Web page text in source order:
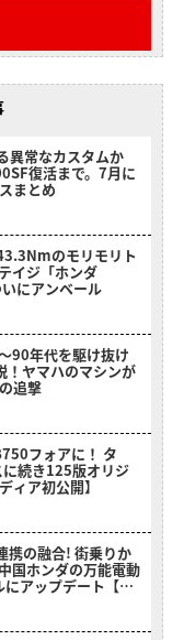
異常なカスタムか
復活まで。7月に
まとめ
のモリモリト
イジ「ホンダ
にアンベール
90年代を駆け抜け
！ヤマハのマシンが
追撃
フォアに！ タ
続き125版オリジ
ィア初公開】
携の融合! 街乗りか
国ホンダの万能電動
アップデート【海